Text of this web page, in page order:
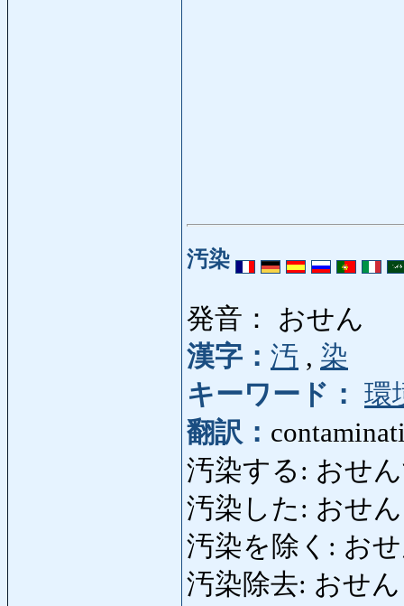
汚染
発音： おせん
漢字： 汚 , 染
キーワード： 環
翻訳：
汚染する: おせ
汚染した: おせん
汚染を除く: お
汚染除去: おせ